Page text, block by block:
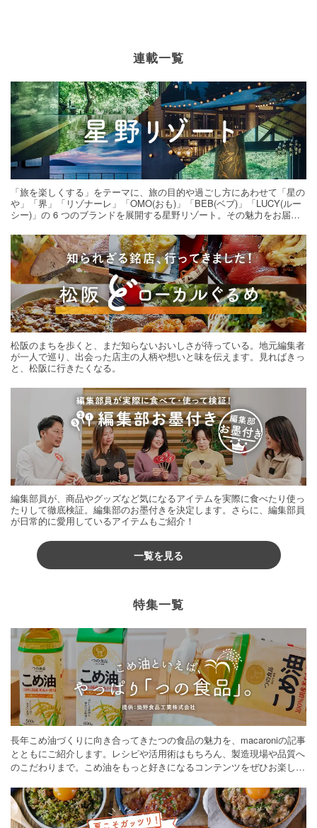
連載一覧
「旅を楽しくする」をテーマに、旅の目的や過ごし方にあわせて「星の
や」「界」「リゾナーレ」「OMO(おも)」「BEB(ベブ)」「LUCY(ルー
シー)」の 6 つのブランドを展開する星野リゾート。その魅力をお届け
松阪のまちを歩くと、まだ知らないおいしさが待っている。地元編集者
が一人で巡り、出会った店主の人柄や想いと味を伝えます。見ればきっ
と、松阪に行きたくなる。
編集部員が、商品やグッズなど気になるアイテムを実際に食べたり使っ
たりして徹底検証。編集部のお墨付きを決定します。さらに、編集部員
が日常的に愛用しているアイテムもご紹介！
一覧を見る
特集一覧
長年こめ油づくりに向き合ってきたつの食品の魅力を、macaroniの記事
とともにご紹介します。レシピや活用術はもちろん、製造現場や品質へ
のこだわりまで。こめ油をもっと好きになるコンテンツをぜひお楽しみ